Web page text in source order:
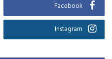
Facebook
Instagram